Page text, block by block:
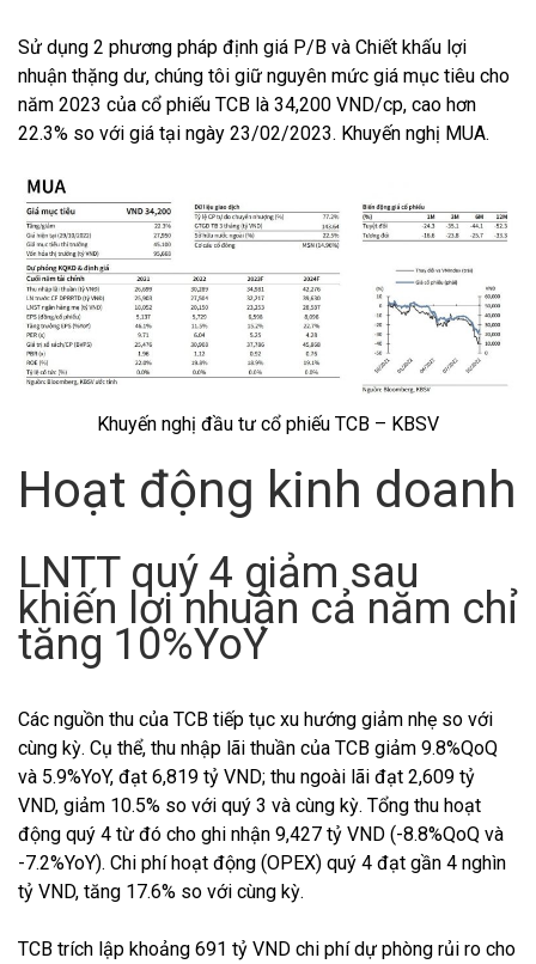
Sử dụng 2 phương pháp định giá P/B và Chiết khấu lợi
nhuận thặng dư, chúng tôi giữ nguyên mức giá mục tiêu cho
năm 2023 của cổ phiếu TCB là 34,200 VND/cp, cao hơn
22.3% so với giá tại ngày 23/02/2023. Khuyến nghị MUA.
Khuyến nghị đầu tư cổ phiếu TCB – KBSV
Hoạt động kinh doanh
LNTT quý 4 giảm sau
khiến lợi nhuận cả năm chỉ
tăng 10%YoY
Các nguồn thu của TCB tiếp tục xu hướng giảm nhẹ so với
cùng kỳ. Cụ thể, thu nhập lãi thuần của TCB giảm 9.8%QoQ
và 5.9%YoY, đạt 6,819 tỷ VND; thu ngoài lãi đạt 2,609 tỷ
VND, giảm 10.5% so với quý 3 và cùng kỳ. Tổng thu hoạt
động quý 4 từ đó cho ghi nhận 9,427 tỷ VND (-8.8%QoQ và
-7.2%YoY). Chi phí hoạt động (OPEX) quý 4 đạt gần 4 nghìn
tỷ VND, tăng 17.6% so với cùng kỳ.
TCB trích lập khoảng 691 tỷ VND chi phí dự phòng rủi ro cho